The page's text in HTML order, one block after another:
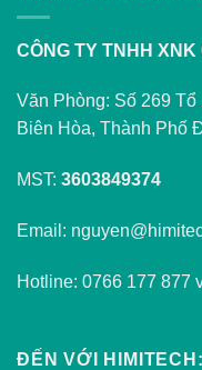
CÔNG TY TNHH XNK
Văn Phòng: Số 269
Biên Hòa, Thành Phố
MST: 3603849374
Email:
Hotline: 0766 177 877
ĐẾN VỚI HIMITECH: